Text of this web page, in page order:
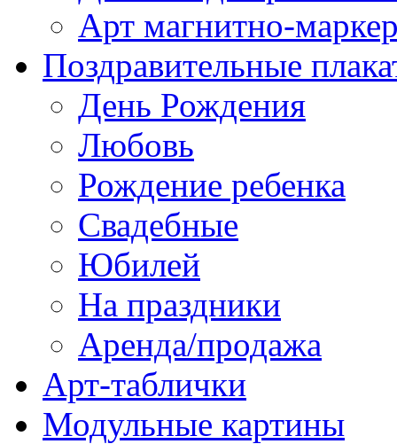
Арт магнитно-
Поздравительные
День Рождения
Любовь
Рождение ребенка
Свадебные
Юбилей
На праздники
Аренда/продажа
Арт-таблички
Модульные картины